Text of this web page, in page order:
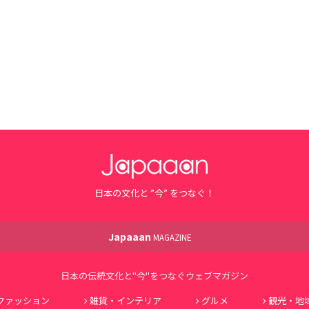
日本の文化と ”今” をつなぐ！
Japaaan MAGAZINE
日本の伝統文化と"今"をつなぐウェブマガジン
ァッション 雑貨・インテリア グルメ 観光・地